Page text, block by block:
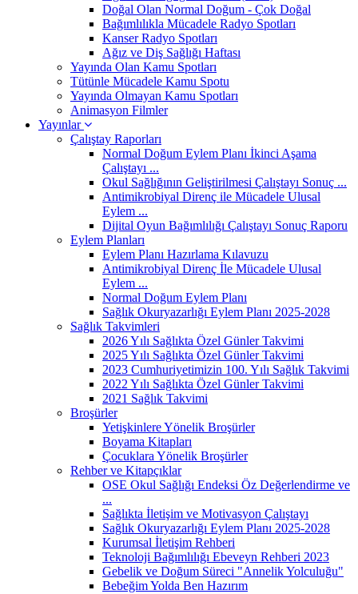
Doğal Olan Normal Doğum - Çok Doğal
Bağımlılıkla Mücadele Radyo Spotları
Kanser Radyo Spotları
Ağız ve Diş Sağlığı Haftası
Yayında Olan Kamu Spotları
Tütünle Mücadele Kamu Spotu
Yayında Olmayan Kamu Spotları
Animasyon Filmler
Yayınlar
Çalıştay Raporları
Normal Doğum Eylem Planı İkinci Aşama
Çalıştayı ...
Okul Sağlığının Geliştirilmesi Çalıştayı Sonuç ...
Antimikrobiyal Direnç ile Mücadele Ulusal
Eylem ...
Dijital Oyun Bağımlılığı Çalıştayı Sonuç Raporu
Eylem Planları
Eylem Planı Hazırlama Kılavuzu
Antimikrobiyal Direnç İle Mücadele Ulusal
Eylem ...
Normal Doğum Eylem Planı
Sağlık Okuryazarlığı Eylem Planı 2025-2028
Sağlık Takvimleri
2026 Yılı Sağlıkta Özel Günler Takvimi
2025 Yılı Sağlıkta Özel Günler Takvimi
2023 Cumhuriyetimizin 100. Yılı Sağlık Takvimi
2022 Yılı Sağlıkta Özel Günler Takvimi
2021 Sağlık Takvimi
Broşürler
Yetişkinlere Yönelik Broşürler
Boyama Kitapları
Çocuklara Yönelik Broşürler
Rehber ve Kitapçıklar
OSE Okul Sağlığı Endeksi Öz Değerlendirme ve
...
Sağlıkta İletişim ve Motivasyon Çalıştayı
Sağlık Okuryazarlığı Eylem Planı 2025-2028
Kurumsal İletişim Rehberi
Teknoloji Bağımlılığı Ebeveyn Rehberi 2023
Gebelik ve Doğum Süreci "Annelik Yolculuğu"
Bebeğim Yolda Ben Hazırım